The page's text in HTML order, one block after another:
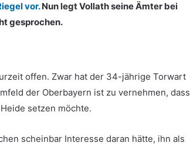
vor.Nun legt Vollath seine Ämter bei
gesprochen.
offen. Zwar hat der 34-jährige Torwart
der Oberbayern ist zu vernehmen, dass
setzen möchte.
scheinbar Interesse daran hätte, ihn als